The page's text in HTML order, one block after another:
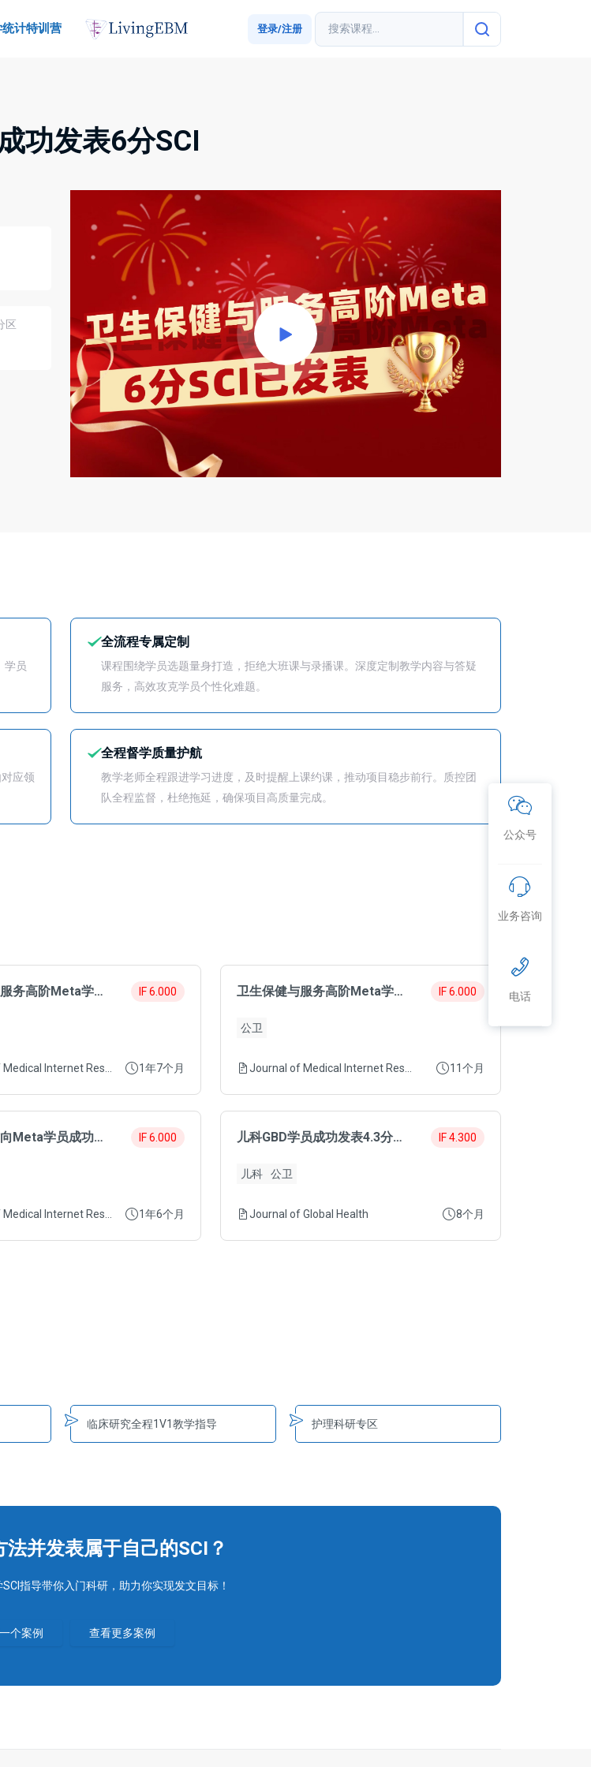
计特训营 登录/注册
功发表6分SCI
区
学员
全流程专属定制
课程围绕学员选题量身打造，拒绝大班课与录播课。深度定制教学内容与答疑
服务，高效攻克学员个性化难题。
应领
全程督学质量护航
教学老师全程跟进学习进度，及时提醒上课约课，推动项目稳步前行。质控团
队全程监督，杜绝拖延，确保项目高质量完成。
卫生保健与服务高阶Meta学员成功发表6分SCI IF 6.000
1年7个月
卫生保健与服务高阶Meta学员成功发表6分SCI IF 6.000
公卫
11个月
卫生保健方向Meta学员成功发表6分SCI IF 6.000
1年6个月
儿科GBD学员成功发表4.3分SCI IF 4.300
儿科 公卫
Journal of Global Health 8个月
临床研究全程1V1教学指导 护理科研专区
并发表属于自己的SCI？
指导带你入门科研，助力你实现发文目标！
个案例 查看更多案例
公众号
业务咨询
电话